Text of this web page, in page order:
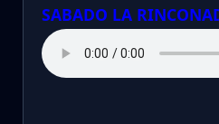
SABADO LA